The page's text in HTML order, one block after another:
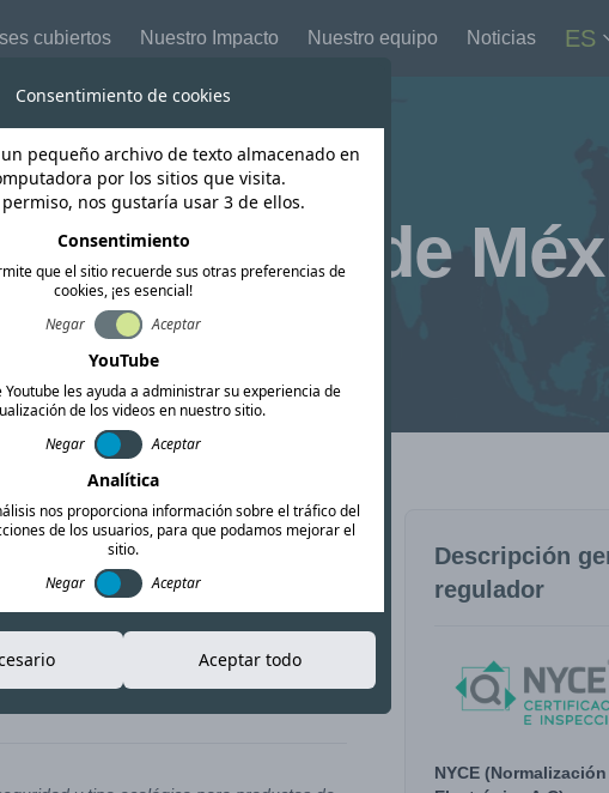
cubiertos Nuestro Impacto Nuestro equipo Noticias ES
México
en el IFT de
Copiar enlace
procesamiento de solicitudes en el IFETEL
unas 18 semanas.
aplicaciones, asegúrese de dejar
Descripción
regulador
NYCE
Consentimiento de cookies
pequeño archivo de texto almacenado en
por los sitios que visita.
nos gustaría usar 3 de ellos.
Consentimiento
que el sitio recuerde sus otras preferencias de
cookies, ¡es esencial!
Negar
Aceptar
YouTube
Youtube les ayuda a administrar su experiencia de
de los videos en nuestro sitio.
Negar
Aceptar
Analítica
nos proporciona información sobre el tráfico del
de los usuarios, para que podamos mejorar el
sitio.
Negar
Aceptar
Aceptar todo